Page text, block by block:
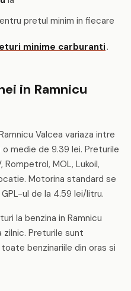
pretul minim in fiecare
minime carburanti .
in Ramnicu
Valcea variaza intre
o medie de 9.39 lei. Preturile
MOL, Lukoil,
Motorina standard se
ul de la 4.59 lei/litru.
la benzina in Ramnicu
zilnic. Preturile sunt
benzinariile din oras si